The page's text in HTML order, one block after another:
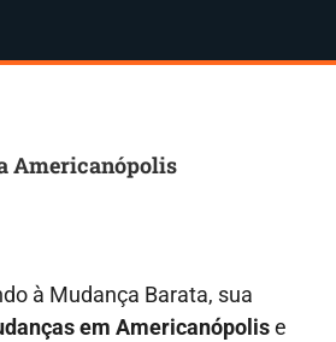
Americanópolis
à Mudança Barata, sua
em Americanópolise